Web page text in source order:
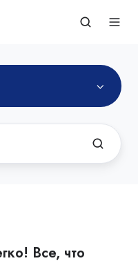
Все, что